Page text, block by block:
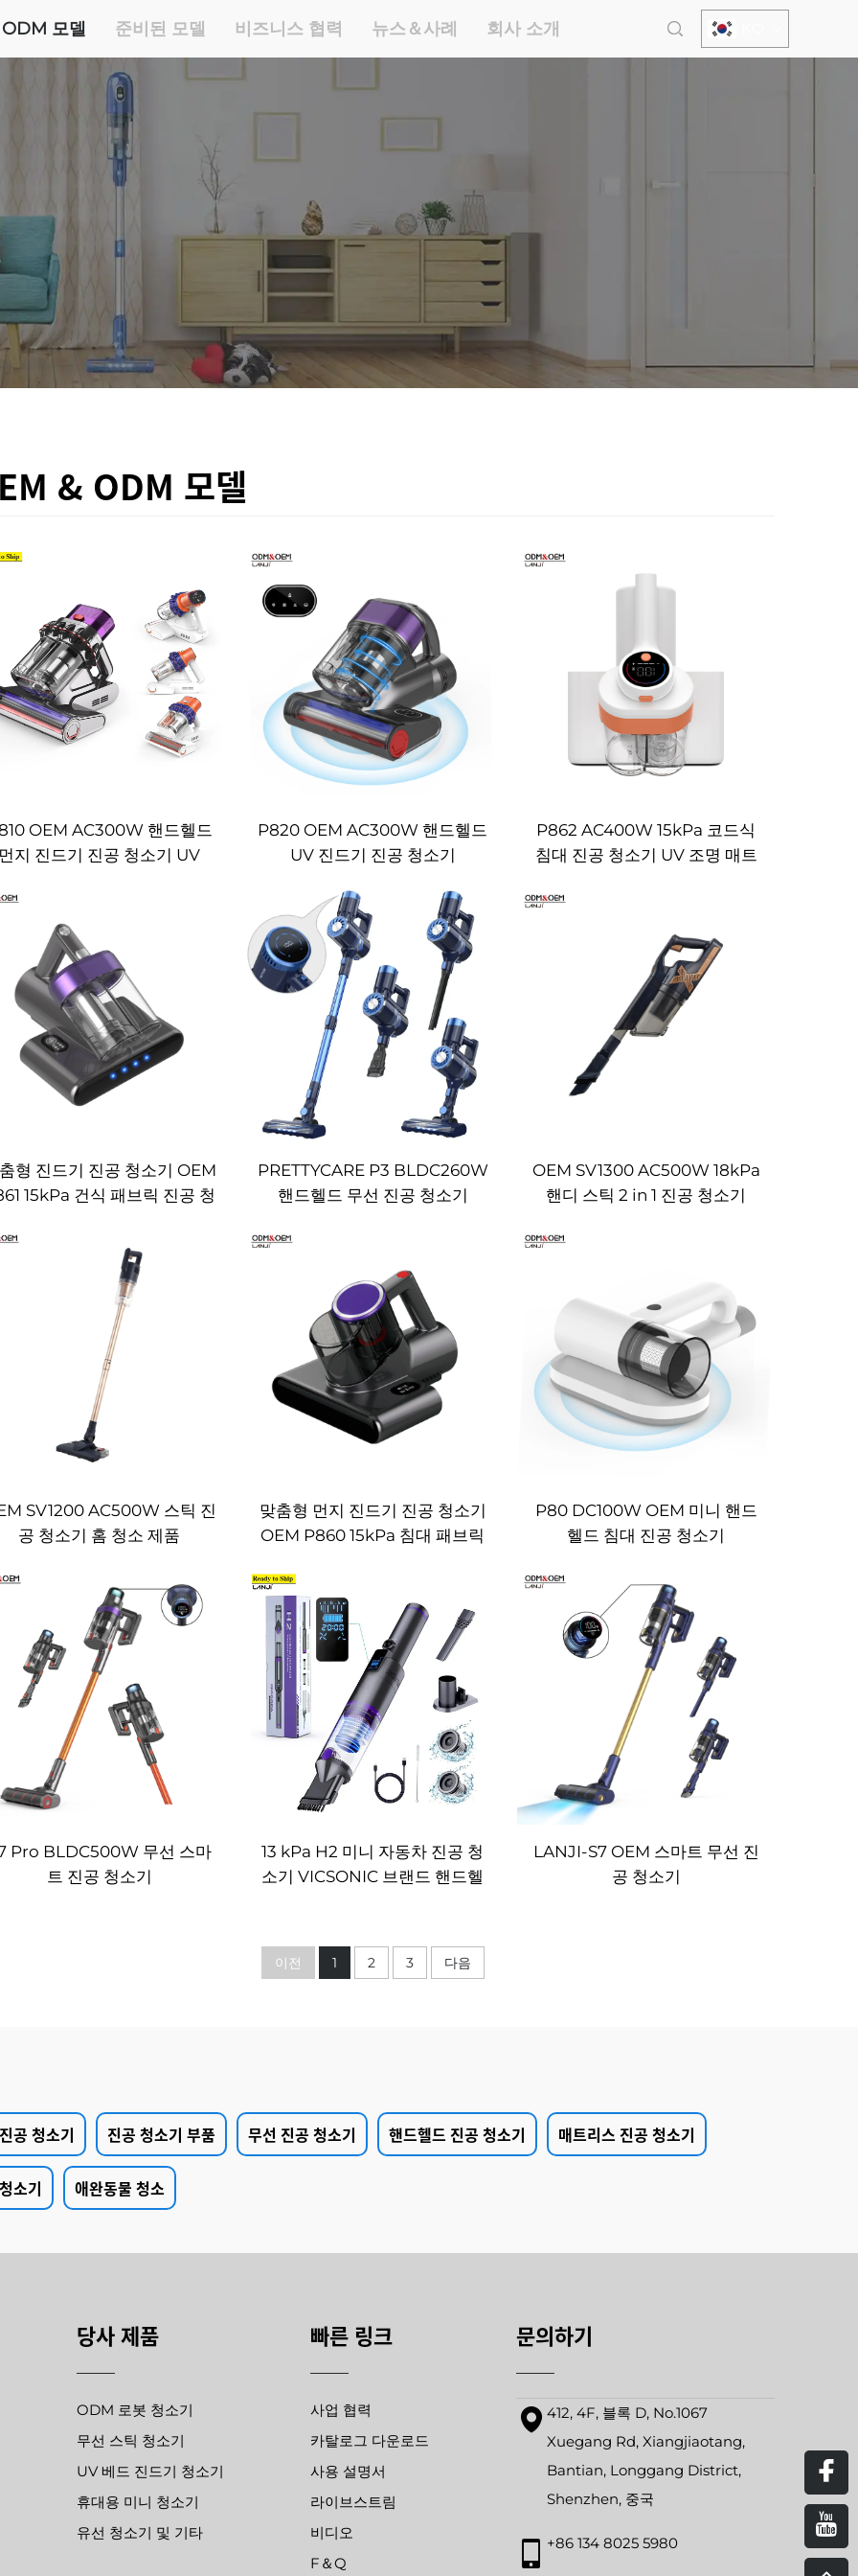
모델 준비된 모델 비즈니스 협력 뉴스＆사례 회사 소개
& ODM 모델
OEM AC300W 핸드헬드
지 진드기 진공 청소기 UV
P820 OEM AC300W 핸드헬드
UV 진드기 진공 청소기
P862 AC400W 15kPa 코드식
침대 진공 청소기 UV 조명 매트
형 진드기 진공 청소기 OEM
15kPa 건식 패브릭 진공 청
자루 소파 베개 세척
PRETTYCARE P3 BLDC260W
핸드헬드 무선 진공 청소기
OEM SV1300 AC500W 18kPa
핸디 스틱 2 in 1 진공 청소기
SV1200 AC500W 스틱 진
공 청소기 홈 청소 제품
맞춤형 먼지 진드기 진공 청소기
OEM P860 15kPa 침대 패브릭
드 컨트롤러 청소 제거기
P80 DC100W OEM 미니 핸드
헬드 침대 진공 청소기
Pro BLDC500W 무선 스마
트 진공 청소기
13 kPa H2 미니 자동차 진공 청
소기 VICSONIC 브랜드 핸드헬
LANJI-S7 OEM 스마트 무선 진
공 청소기
이전 1 2 3 다음
공 청소기 진공 청소기 부품 무선 진공 청소기 핸드헬드 진공 청소기 매트리스 진공 청소기
소기 애완동물 청소
당사 제품
ODM 로봇 청소기
무선 스틱 청소기
UV 베드 진드기 청소기
휴대용 미니 청소기
유선 청소기 및 기타
빠른 링크
사업 협력
카탈로그 다운로드
사용 설명서
라이브스트림
비디오
F＆Q
문의하기
412, 4F, 블록 D, No.1067
Xuegang Rd, Xiangjiaotang,
Bantian, Longgang District,
Shenzhen, 중국
+86 134 8025 5980